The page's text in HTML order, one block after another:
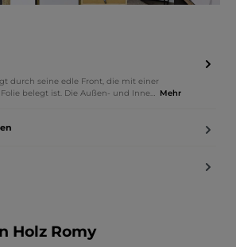
durch seine edle Front, die mit einer
belegt ist. Die Außen- und Inne… Mehr
Holz Romy